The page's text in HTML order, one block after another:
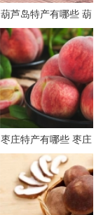
葫芦岛特产有哪些 葫
芦岛有哪些特产
枣庄特产有哪些 枣庄
有哪些特产